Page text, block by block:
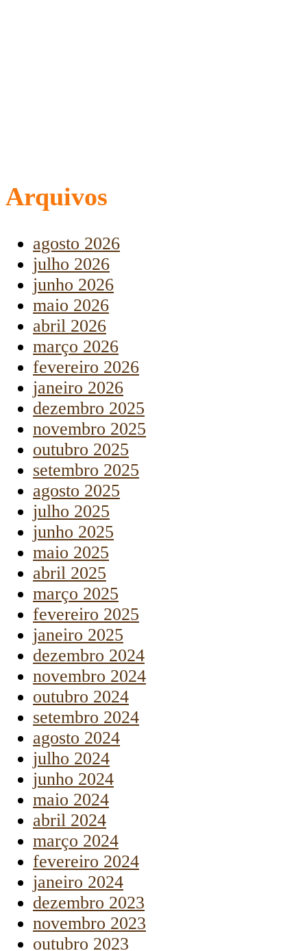
Arquivos
agosto 2026
julho 2026
junho 2026
maio 2026
abril 2026
março 2026
fevereiro 2026
janeiro 2026
dezembro 2025
novembro 2025
outubro 2025
setembro 2025
agosto 2025
julho 2025
junho 2025
maio 2025
abril 2025
março 2025
fevereiro 2025
janeiro 2025
dezembro 2024
novembro 2024
outubro 2024
setembro 2024
agosto 2024
julho 2024
junho 2024
maio 2024
abril 2024
março 2024
fevereiro 2024
janeiro 2024
dezembro 2023
novembro 2023
outubro 2023